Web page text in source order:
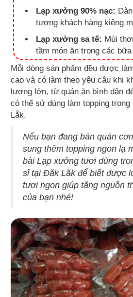
Lạp xưởng 90% nạc:
tượng khách hàng kiêng
Lạp xưởng sa tế: Mùi
tầm món ăn trong các
Mỗi dòng sản phẩm đều được
cao và có làm theo yêu câu khi
lượng lớn, từ quán ăn bình dân
có thể sử dùng làm topping
Lắk.
Nếu bạn đang bán quán
sung thêm topping ngon lạ
bài Lạp xưởng tươi dùng
sỉ tại Đăk Lăkđể biết được
tươi ngon giúp tăng nguồn
của bạn nhé!